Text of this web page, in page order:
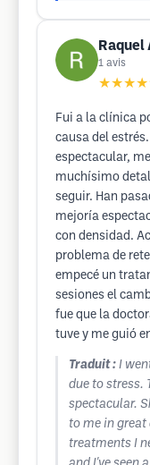
Raquel
1 avis
Fui a la clínica
causa del
espectacular,
muchísimo
seguir. Han
mejoría
con densidad.
problema de
empecé un
sesiones el
fue que la
tuve y me guió
Traduit : I
due to stress.
spectacular.
to me in
treatments I